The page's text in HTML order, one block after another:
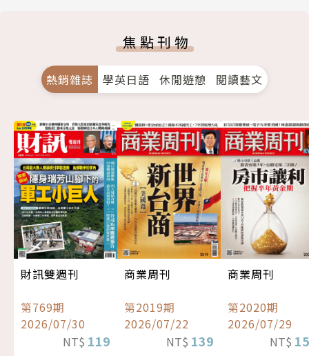
焦點刊物
熱銷雜誌 學英日語 休閒遊憩 閱讀藝文
財訊雙週刊
第769期
2026/07/30
NT$ 119
商業周刊
第2019期
2026/07/22
NT$ 139
商業周刊
第2020期
2026/07/29
NT$